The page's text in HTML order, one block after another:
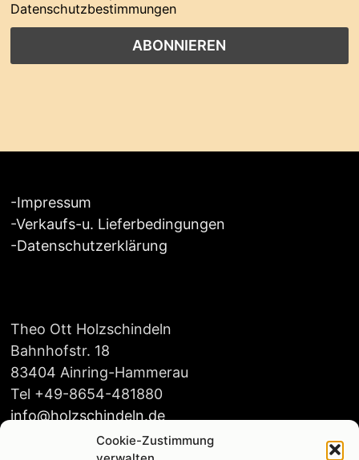
Cookie-Zustimmung
Datenschutzbestimmungen
-Impressum
-Verkaufs-u. Lieferbedingungen
-Datenschutzerklärung
Theo Ott Holzschindeln
Bahnhofstr. 18
83404 Ainring-Hammerau
Tel +49-8654-481880
info@holzschindeln.de